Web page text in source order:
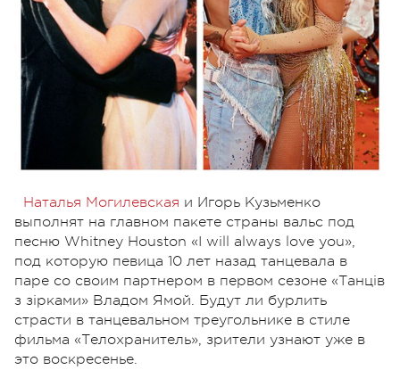
Наталья Могилевская и Игорь Кузьменко
выполнят на главном пакете страны вальс под
песню Whitney Houston «I will always love you»,
под которую певица 10 лет назад танцевала в
паре со своим партнером в первом сезоне «Танців
з зірками» Владом Ямой. Будут ли бурлить
страсти в танцевальном треугольнике в стиле
фильма «Телохранитель», зрители узнают уже в
это воскресенье.